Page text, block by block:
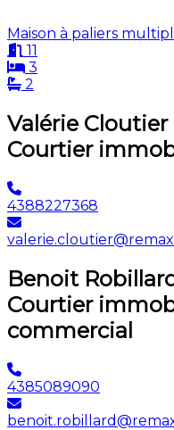
Maison à paliers
11
3
2
Valérie Cloutier
Courtier
4388227368
Benoit
Courtier
commercial
4385089090